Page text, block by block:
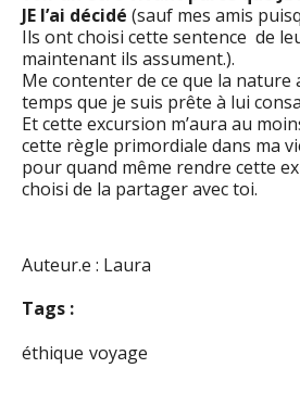
JE l’ai décidé (sauf mes amis
Ils ont choisi cette sentence de
maintenant ils assument.).
Me contenter de ce que la nature
temps que je suis prête à lui
Et cette excursion m’aura au
cette règle primordiale dans ma
pour quand même rendre cette
choisi de la partager avec toi.
Auteur.e : Laura
Tags :
éthique voyage